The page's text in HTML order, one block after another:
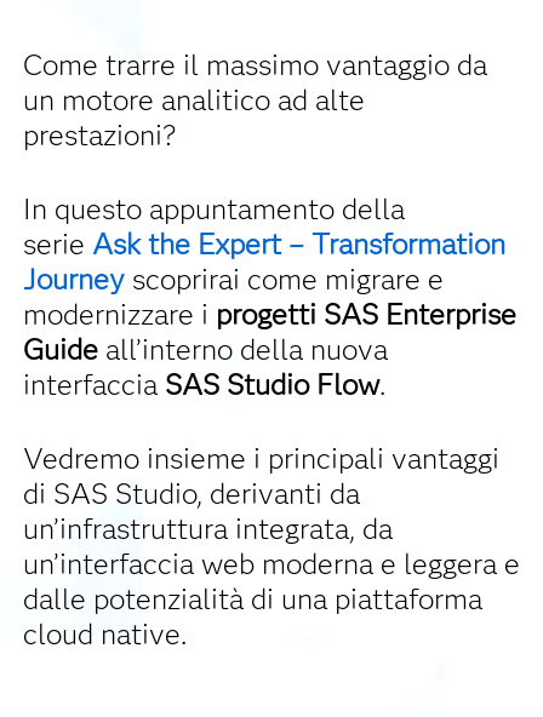
Come trarre il massimo vantaggio da
un motore analitico ad alte
prestazioni?
In questo appuntamento della
serie Ask the Expert – Transformation
Journey scoprirai come migrare e
modernizzare i progetti SAS Enterprise
Guideall’interno della nuova
interfaccia SAS Studio Flow.
Vedremo insieme i principali vantaggi
di SAS Studio, derivanti da
un’infrastruttura integrata, da
un’interfaccia web moderna e leggera e
dalle potenzialità di una piattaforma
cloud native.